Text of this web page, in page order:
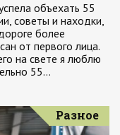
объехать 55
советы и находки,
более
от первого лица.
на свете я люблю
55…
Разное